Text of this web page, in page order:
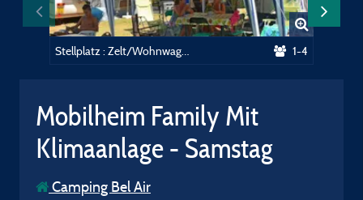
1-4
Mobilheim Family Mit
Klimaanlage - Samstag
Camping Bel Air